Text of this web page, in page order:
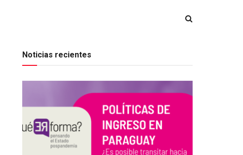
Noticias recientes